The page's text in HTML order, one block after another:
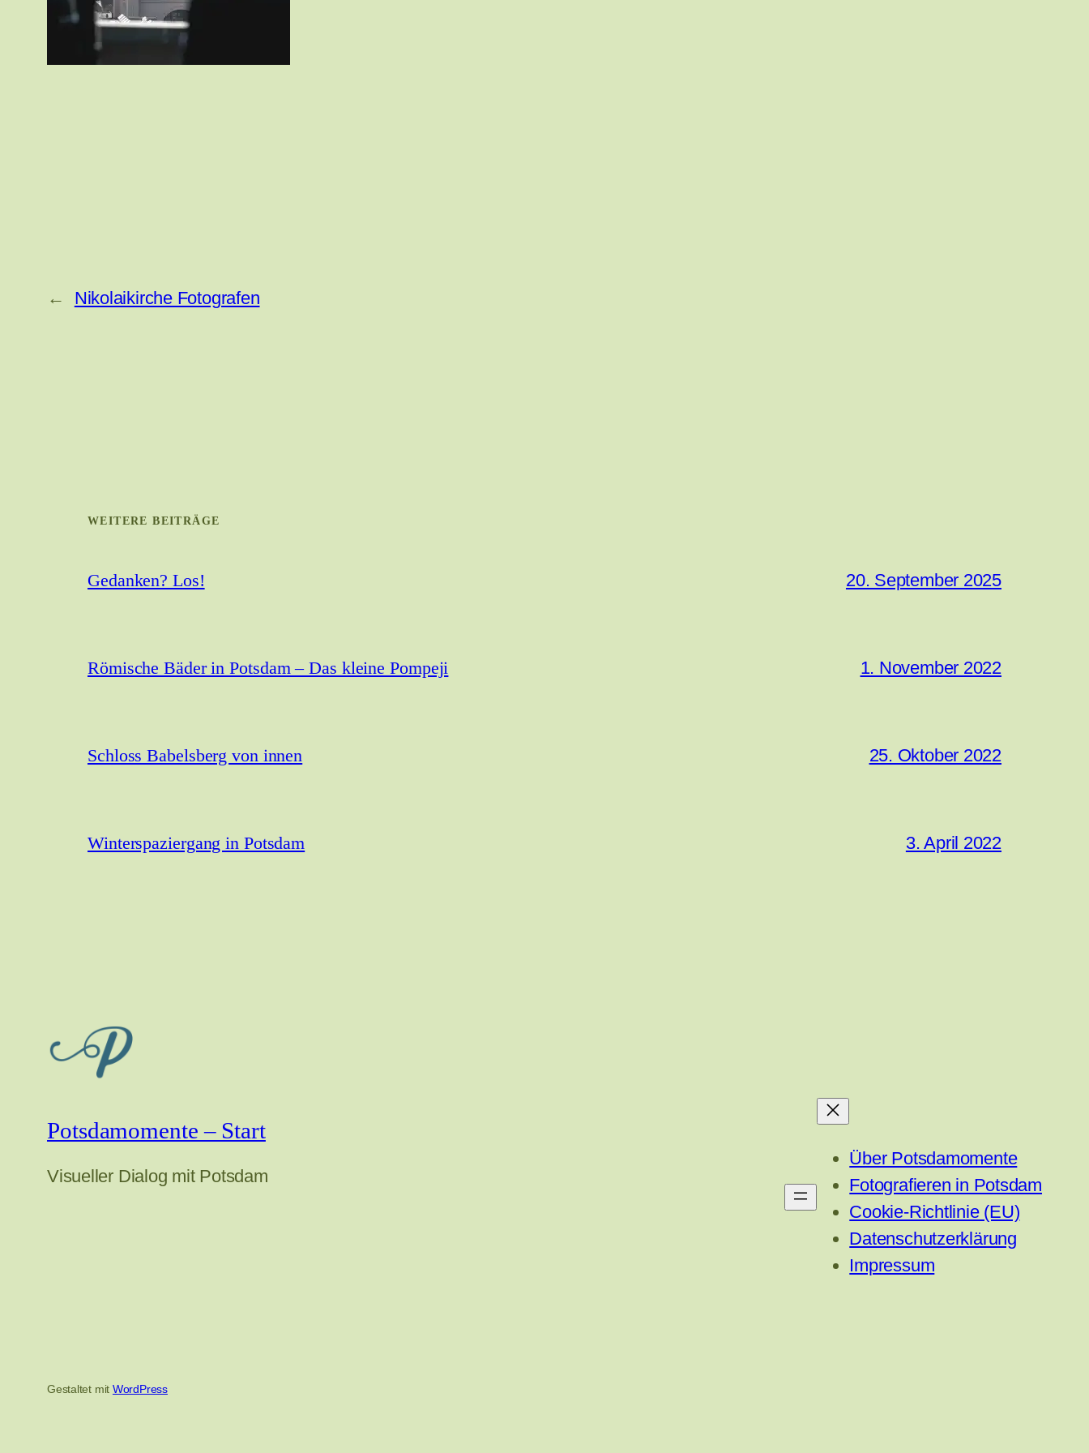
← Nikolaikirche Fotografen
WEITERE BEITRÄGE
Gedanken? Los! 20. September 2025
Römische Bäder in Potsdam – Das kleine Pompeji 1. November 2022
Schloss Babelsberg von innen 25. Oktober 2022
Winterspaziergang in Potsdam 3. April 2022
Potsdamomente – Start
Visueller Dialog mit Potsdam
Über Potsdamomente
Fotografieren in Potsdam
Cookie-Richtlinie (EU)
Datenschutzerklärung
Impressum
Gestaltet mit WordPress